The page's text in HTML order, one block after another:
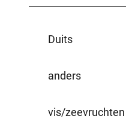
Duits
anders
vis/zeevruchten